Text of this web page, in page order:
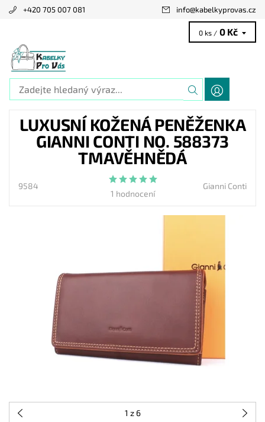
+420 705 007 081 info@kabelkyprovas.cz
0 ks / 0 Kč
LUXUSNÍ KOŽENÁ PENĚŽENKA
GIANNI CONTI NO. 588373
TMAVĚHNĚDÁ
9584
1 hodnocení
Gianni Conti
1 z 6